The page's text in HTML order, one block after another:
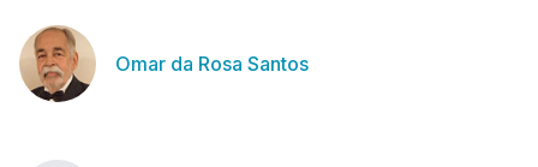
Omar da Rosa Santos